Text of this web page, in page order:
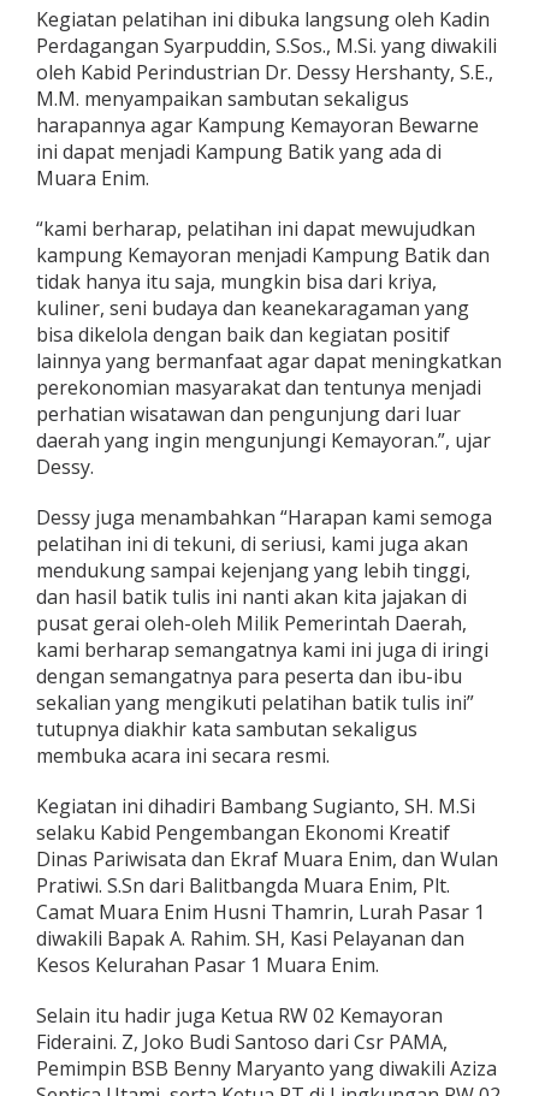
Kegiatan pelatihan ini dibuka langsung oleh Kadin
Perdagangan Syarpuddin, S.Sos., M.Si. yang diwakili
oleh Kabid Perindustrian Dr. Dessy Hershanty, S.E.,
M.M. menyampaikan sambutan sekaligus
harapannya agar Kampung Kemayoran Bewarne
ini dapat menjadi Kampung Batik yang ada di
Muara Enim.
“kami berharap, pelatihan ini dapat mewujudkan
kampung Kemayoran menjadi Kampung Batik dan
tidak hanya itu saja, mungkin bisa dari kriya,
kuliner, seni budaya dan keanekaragaman yang
bisa dikelola dengan baik dan kegiatan positif
lainnya yang bermanfaat agar dapat meningkatkan
perekonomian masyarakat dan tentunya menjadi
perhatian wisatawan dan pengunjung dari luar
daerah yang ingin mengunjungi Kemayoran.”, ujar
Dessy.
Dessy juga menambahkan “Harapan kami semoga
pelatihan ini di tekuni, di seriusi, kami juga akan
mendukung sampai kejenjang yang lebih tinggi,
dan hasil batik tulis ini nanti akan kita jajakan di
pusat gerai oleh-oleh Milik Pemerintah Daerah,
kami berharap semangatnya kami ini juga di iringi
dengan semangatnya para peserta dan ibu-ibu
sekalian yang mengikuti pelatihan batik tulis ini”
tutupnya diakhir kata sambutan sekaligus
membuka acara ini secara resmi.
Kegiatan ini dihadiri Bambang Sugianto, SH. M.Si
selaku Kabid Pengembangan Ekonomi Kreatif
Dinas Pariwisata dan Ekraf Muara Enim, dan Wulan
Pratiwi. S.Sn dari Balitbangda Muara Enim, Plt.
Camat Muara Enim Husni Thamrin, Lurah Pasar 1
diwakili Bapak A. Rahim. SH, Kasi Pelayanan dan
Kesos Kelurahan Pasar 1 Muara Enim.
Selain itu hadir juga Ketua RW 02 Kemayoran
Fideraini. Z, Joko Budi Santoso dari Csr PAMA,
Pemimpin BSB Benny Maryanto yang diwakili Aziza